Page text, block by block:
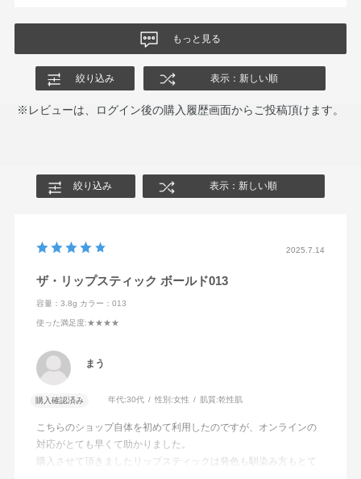
もっと見る
絞り込み 表示：新しい順
※レビューは、ログイン後の購入履歴画面からご投稿頂けます。
絞り込み 表示：新しい順
2025.7.14
ザ・リップスティック ボールド013
容量：3.8g カラー：013
使った満足度:★★★★
まう
購入確認済み 年代:30代 性別:女性 肌質:乾性肌
こちらのショップ自体を初めて利用したのですが、オンラインの
対応がとても早くて助かりました。
購入させて頂きましたリップスティックは発色も馴染み方もとて